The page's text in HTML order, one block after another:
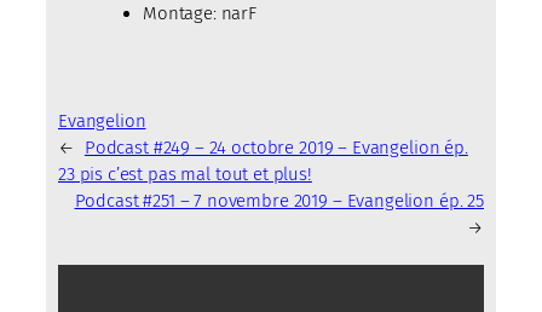
Montage: narF
Evangelion
←
Podcast #249 – 24 octobre 2019 – Evangelion ép.
23 pis c’est pas mal tout et plus!
Podcast #251 – 7 novembre 2019 – Evangelion ép. 25
→